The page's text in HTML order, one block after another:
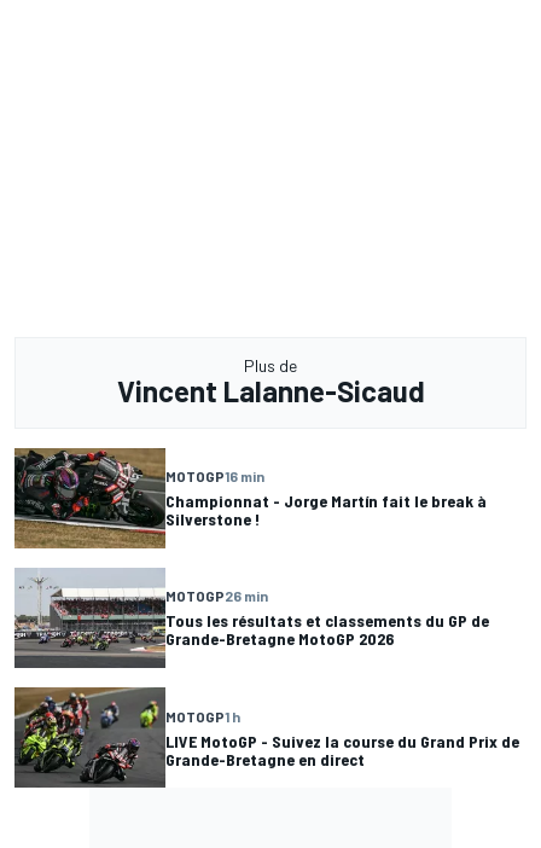
Plus de
Vincent Lalanne-Sicaud
MOTOGP16 min
Championnat - Jorge Martín fait le break à
Silverstone !
MOTOGP26 min
Tous les résultats et classements du GP de
Grande-Bretagne MotoGP 2026
MOTOGP1 h
LIVE MotoGP - Suivez la course du Grand Prix de
Grande-Bretagne en direct